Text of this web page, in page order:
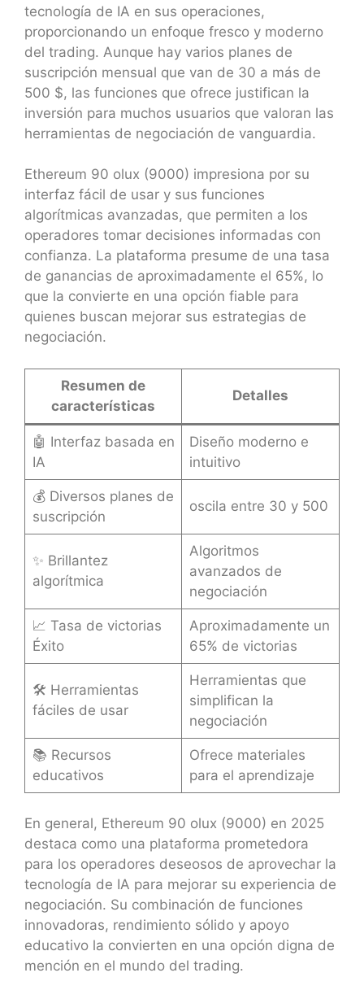
tecnología de IA en sus operaciones,
proporcionando un enfoque fresco y moderno
del trading. Aunque hay varios planes de
suscripción mensual que van de 30 a más de
500 $, las funciones que ofrece justifican la
inversión para muchos usuarios que valoran las
herramientas de negociación de vanguardia.
Ethereum 90 olux (9000) impresiona por su
interfaz fácil de usar y sus funciones
algorítmicas avanzadas, que permiten a los
operadores tomar decisiones informadas con
confianza. La plataforma presume de una tasa
de ganancias de aproximadamente el 65%, lo
que la convierte en una opción fiable para
quienes buscan mejorar sus estrategias de
negociación.
Resumen de
características
Detalles
🤖 Interfaz basada en
IA
Diseño moderno e
intuitivo
💰 Diversos planes de
suscripción
oscila entre 30 y 500
✨ Brillantez
algorítmica
Algoritmos
avanzados de
negociación
📈 Tasa de victorias
Éxito
Aproximadamente un
65% de victorias
🛠️ Herramientas
fáciles de usar
Herramientas que
simplifican la
negociación
📚 Recursos
educativos
Ofrece materiales
para el aprendizaje
En general, Ethereum 90 olux (9000) en 2025
destaca como una plataforma prometedora
para los operadores deseosos de aprovechar la
tecnología de IA para mejorar su experiencia de
negociación. Su combinación de funciones
innovadoras, rendimiento sólido y apoyo
educativo la convierten en una opción digna de
mención en el mundo del trading.